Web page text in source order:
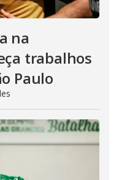
na
trabalhos
Paulo